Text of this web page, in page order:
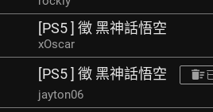
[PS5 ] 徵 黑神話悟空
xOscar
[PS5 ] 徵 黑神話悟空
jayton06